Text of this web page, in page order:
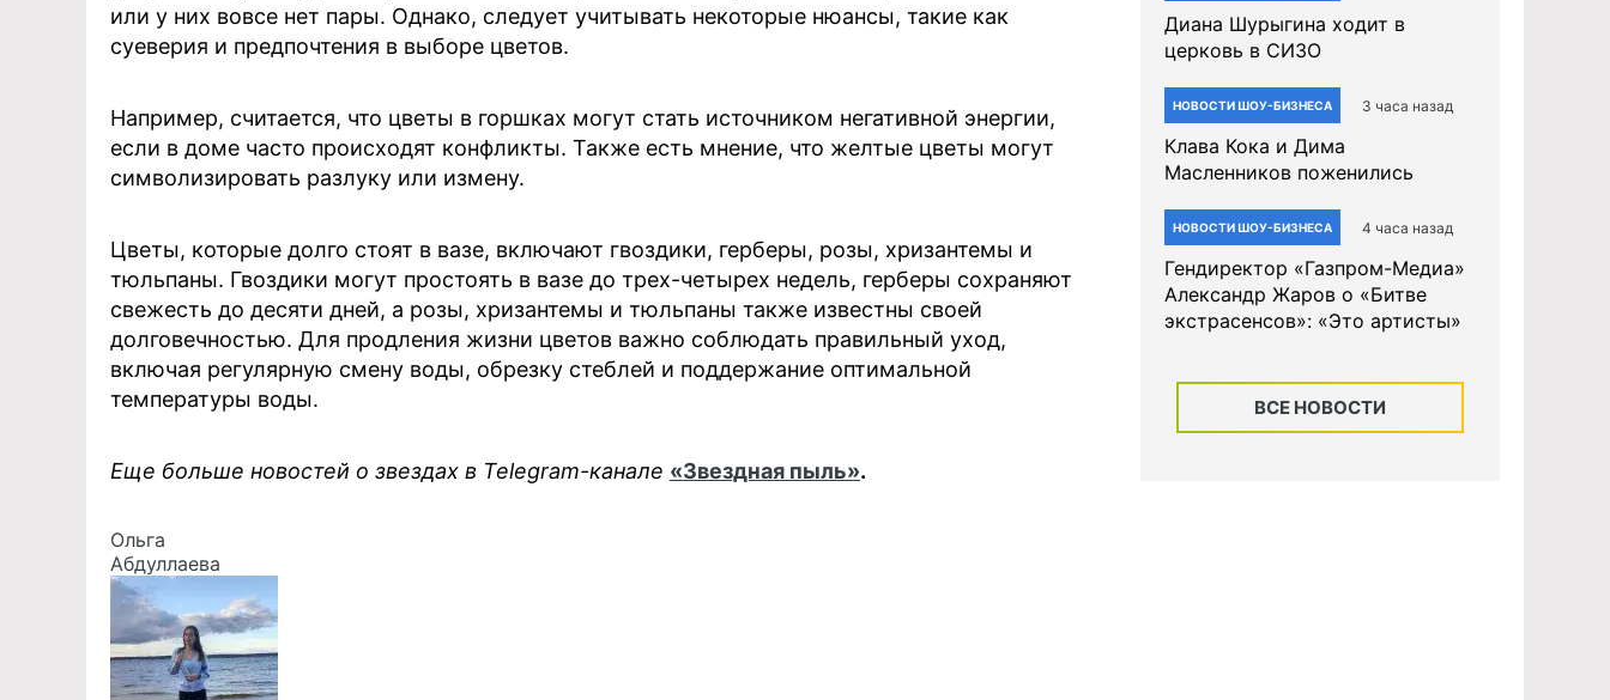
или у них вовсе нет пары. Однако, следует учитывать некоторые нюансы, такие как
суеверия и предпочтения в выборе цветов.
Например, считается, что цветы в горшках могут стать источником негативной энергии,
если в доме часто происходят конфликты. Также есть мнение, что желтые цветы могут
символизировать разлуку или измену.
Цветы, которые долго стоят в вазе, включают гвоздики, герберы, розы, хризантемы и
тюльпаны. Гвоздики могут простоять в вазе до трех-четырех недель, герберы сохраняют
свежесть до десяти дней, а розы, хризантемы и тюльпаны также известны своей
долговечностью. Для продления жизни цветов важно соблюдать правильный уход,
включая регулярную смену воды, обрезку стеблей и поддержание оптимальной
температуры воды.
Еще больше новостей о звездах в Telegram-канале «Звездная пыль».
Ольга
Абдуллаева
Диана Шурыгина ходит в
церковь в СИЗО
НОВОСТИ ШОУ-БИЗНЕСА 3 часа назад
Клава Кока и Дима
Масленников поженились
НОВОСТИ ШОУ-БИЗНЕСА 4 часа назад
Гендиректор «Газпром-Медиа»
Александр Жаров о «Битве
экстрасенсов»: «Это артисты»
ВСЕ НОВОСТИ